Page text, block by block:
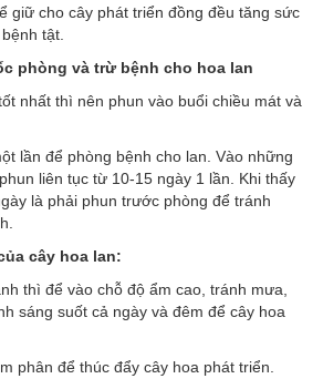
giữ cho cây phát triển đồng đều tăng sức
tật.
phòng và trừ bệnh cho hoa lan
nhất thì nên phun vào buổi chiều mát và
lần để phòng bệnh cho lan. Vào những
liên tục từ 10-15 ngày 1 lần. Khi thấy
là phải phun trước phòng để tránh
cây hoa lan:
thì để vào chỗ độ ẩm cao, tránh mưa,
sáng suốt cả ngày và đêm để cây hoa
phân để thúc đẩy cây hoa phát triển.